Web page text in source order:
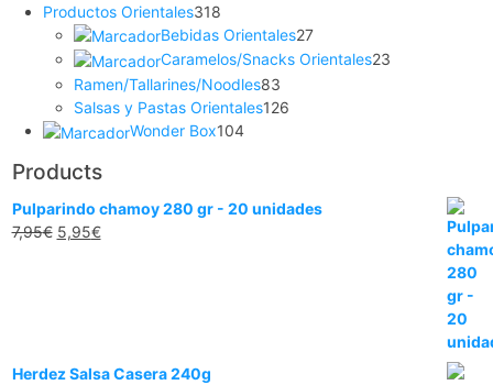
Productos Orientales318
Bebidas Orientales27
Caramelos/Snacks Orientales23
Ramen/Tallarines/Noodles83
Salsas y Pastas Orientales126
Wonder Box104
Products
Pulparindo chamoy 280 gr - 20 unidades
7,95€ 5,95€
Herdez Salsa Casera 240g